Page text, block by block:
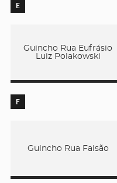
E
Guincho Rua Eufrásio
Luiz Polakowski
F
Guincho Rua Faisão